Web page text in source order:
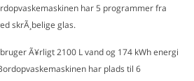
har 5 programmer fra
skrÃ¸belige glas.
Ã¥rligt 2100 L vand og 174 kWh energi
har plads til 6